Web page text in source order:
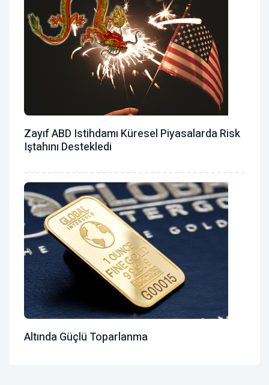
Zayıf ABD Istihdamı Küresel Piyasalarda Risk
Iştahını Destekledi
Altında Güçlü Toparlanma